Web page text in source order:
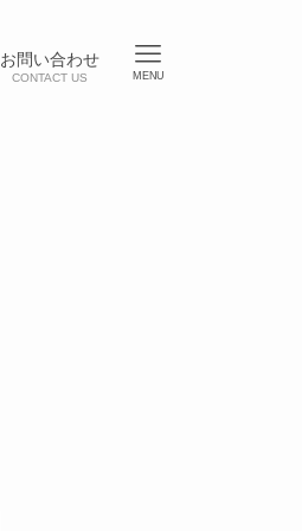
お問い合わせ
CONTACT US MENU